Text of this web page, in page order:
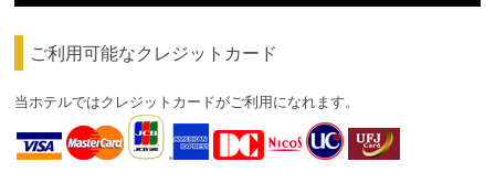
ご利用可能なクレジットカード
当ホテルではクレジットカードがご利用になれます。